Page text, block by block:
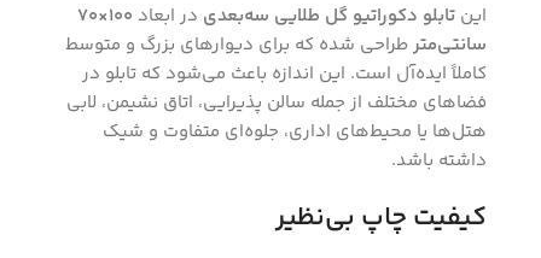
این تابلو دکوراتیو گل طلایی سه‌بعدی در ابعاد
100×70
سانتی‌متر طراحی شده که برای دیوارهای بزرگ و متوسط
کاملاً ایده‌آل است. این اندازه باعث می‌شود که تابلو در
فضاهای مختلف از جمله سالن پذیرایی، اتاق نشیمن، لابی
هتل‌ها یا محیط‌های اداری، جلوه‌ای متفاوت و شیک
داشته باشد.
کیفیت چاپ بی‌نظیر